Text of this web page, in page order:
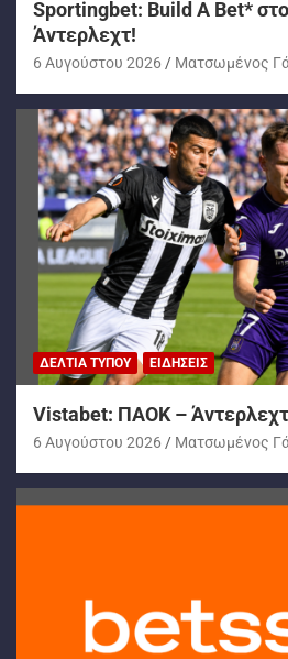
Sportingbet: Build A Bet*
Άντερλεχτ!
6 Αυγούστου 2026 Ματσωμένος
ΔΕΛΤΊΑ ΤΎΠΟΥ ΕΙΔΉΣΕΙΣ
Vistabet: ΠΑΟΚ –
6 Αυγούστου 2026 Ματσωμένος